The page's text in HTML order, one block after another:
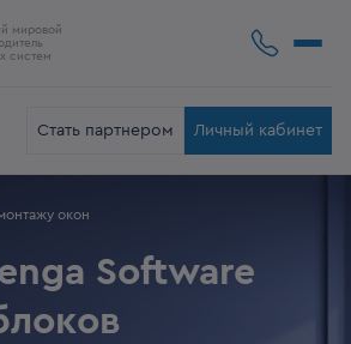
мировой
систем
Стать партнером Личный кабинет
окон
Software